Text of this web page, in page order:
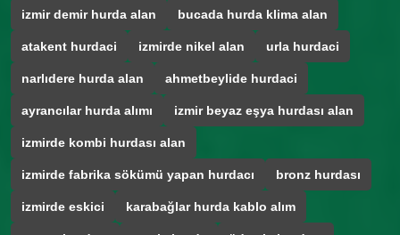
izmir demir hurda alan bucada hurda klima alan
atakent hurdaci izmirde nikel alan urla hurdaci
narlıdere hurda alan ahmetbeylide hurdaci
ayrancılar hurda alımı izmir beyaz eşya hurdası alan
izmirde kombi hurdası alan
izmirde fabrika sökümü yapan hurdacı bronz hurdası
izmirde eskici karabağlar hurda kablo alım